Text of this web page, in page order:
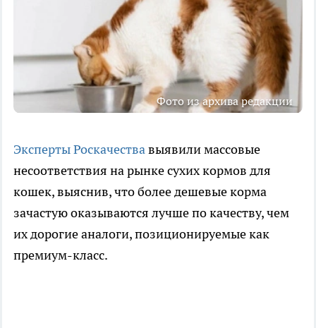
Фото из архива редакции
Эксперты Роскачествавыявили массовые
несоответствия на рынке сухих кормов для
кошек, выяснив, что более дешевые корма
зачастую оказываются лучше по качеству, чем
их дорогие аналоги, позиционируемые как
премиум-класс.